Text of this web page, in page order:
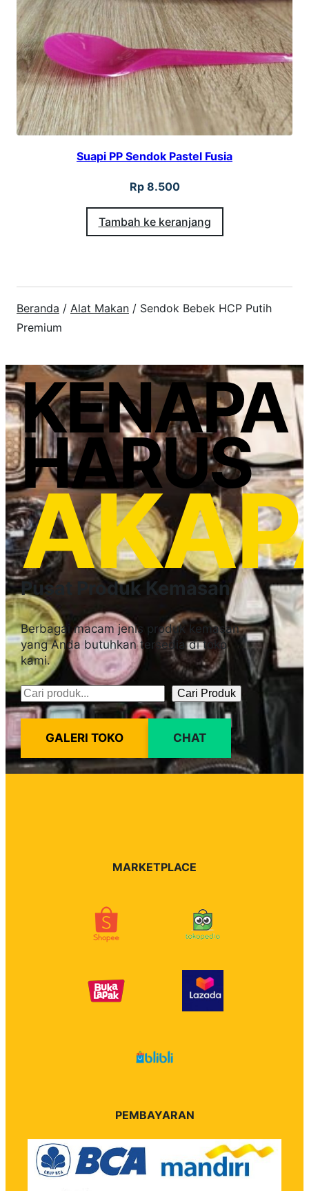
Suapi PP Sendok Pastel Fusia
Rp8.500
Tambah ke keranjang
Beranda / Alat Makan / Sendok Bebek HCP Putih
Premium
KENAPA
HARUS
Pusat Produk Kemasan
Berbagai macam jenis produk kemasan
yang Anda butuhkan tersedia di toko
kami.
Pencarian Cari Produk
GALERI TOKO CHAT
MARKETPLACE
PEMBAYARAN